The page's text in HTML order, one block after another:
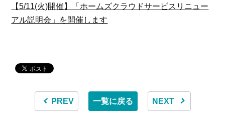
【5/11(火)開催】「ホームズクラウドサービスリニュー
アル説明会」を開催します
PREV 一覧に戻る NEXT